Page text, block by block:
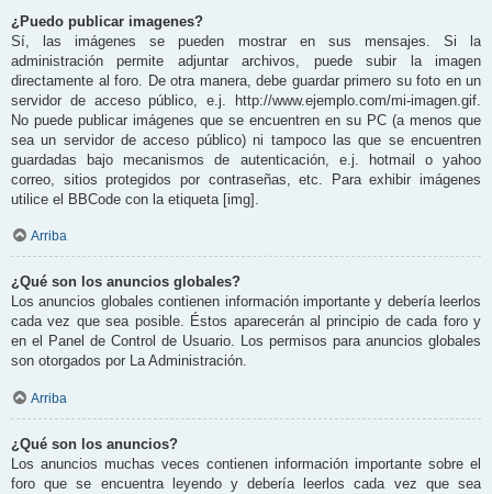
¿Puedo publicar imagenes?
Sí, las imágenes se pueden mostrar en sus mensajes. Si la
administración permite adjuntar archivos, puede subir la imagen
directamente al foro. De otra manera, debe guardar primero su foto en un
servidor de acceso público, e.j. http://www.ejemplo.com/mi-imagen.gif.
No puede publicar imágenes que se encuentren en su PC (a menos que
sea un servidor de acceso público) ni tampoco las que se encuentren
guardadas bajo mecanismos de autenticación, e.j. hotmail o yahoo
correo, sitios protegidos por contraseñas, etc. Para exhibir imágenes
utilice el BBCode con la etiqueta [img].
Arriba
¿Qué son los anuncios globales?
Los anuncios globales contienen información importante y debería leerlos
cada vez que sea posible. Éstos aparecerán al principio de cada foro y
en el Panel de Control de Usuario. Los permisos para anuncios globales
son otorgados por La Administración.
Arriba
¿Qué son los anuncios?
Los anuncios muchas veces contienen información importante sobre el
foro que se encuentra leyendo y debería leerlos cada vez que sea